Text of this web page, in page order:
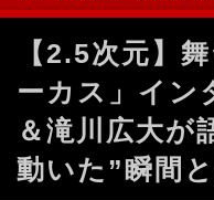
【2.5次元】
ーカス」イ
＆滝川広大が
動いた”瞬間